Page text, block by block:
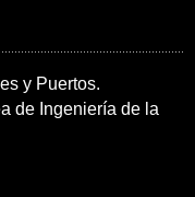
y Puertos.
de Ingeniería de la